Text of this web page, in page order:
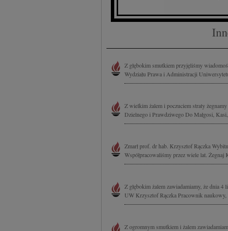
Z głębokim smutkiem przyjęliśmy
Wydziału Prawa i Administracji
Z wielkim żalem i poczuciem straty
Dzielnego i Prawdziwego Do Małgosi,
Zmarł prof. dr hab. Krzysztof Rączka
Współpracowaliśmy przez wiele lat. Żegnaj
Z głębokim żalem zawiadamiamy, że dnia
UW Krzysztof Rączka Pracownik naukowy,
Z ogromnym smutkiem i żalem